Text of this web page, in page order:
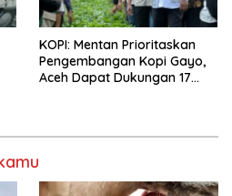
KOPI: Mentan Prioritaskan
Pengembangan Kopi Gayo,
Aceh Dapat Dukungan 17